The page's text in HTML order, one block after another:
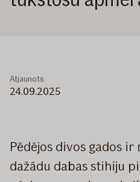
Atjaunots
24.09.2025
Pēdējos divos gados
dažādu dabas stihiju